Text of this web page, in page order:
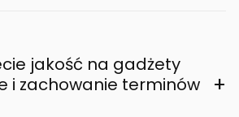
jakość na gadżety
i zachowanie terminów
+